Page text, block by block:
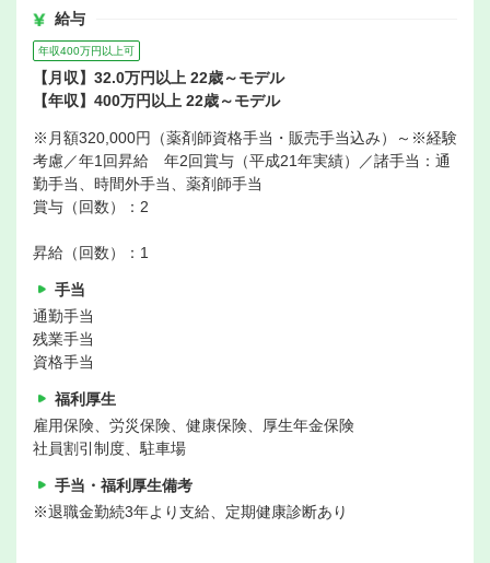
給与
年収400万円以上可
【月収】32.0万円以上 22歳～モデル
【年収】400万円以上 22歳～モデル
※月額320,000円（薬剤師資格手当・販売手当込み）～※経験
考慮／年1回昇給 年2回賞与（平成21年実績）／諸手当：通
勤手当、時間外手当、薬剤師手当
賞与（回数）：2
昇給（回数）：1
手当
通勤手当
残業手当
資格手当
福利厚生
雇用保険、労災保険、健康保険、厚生年金保険
社員割引制度、駐車場
手当・福利厚生備考
※退職金勤続3年より支給、定期健康診断あり